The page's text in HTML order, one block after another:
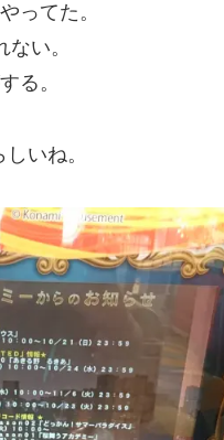
ってた。
い。
る。
いね。